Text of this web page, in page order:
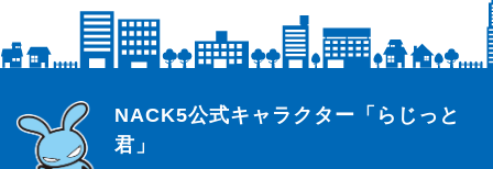
らじっと君
NACK5公式キャラクター「らじっと
君」